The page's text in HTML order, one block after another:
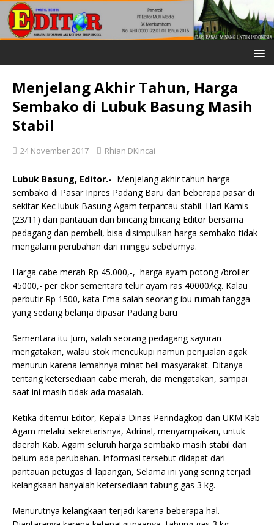
Menjelang Akhir Tahun, Harga
Sembako di Lubuk Basung Masih
Stabil
24 November 2017 Rhian DKincai
Lubuk Basung, Editor.- Menjelang akhir tahun harga
sembako di Pasar Inpres Padang Baru dan beberapa pasar di
sekitar Kec lubuk Basung Agam terpantau stabil. Hari Kamis
(23/11) dari pantauan dan bincang bincang Editor bersama
pedagang dan pembeli, bisa disimpulkan harga sembako tidak
mengalami perubahan dari minggu sebelumya.
Harga cabe merah Rp 45.000,-, harga ayam potong /broiler
45000,- per ekor sementara telur ayam ras 40000/kg. Kalau
perbutir Rp 1500, kata Ema salah seorang ibu rumah tangga
yang sedang belanja dipasar Padang baru
Sementara itu Jum, salah seorang pedagang sayuran
mengatakan, walau stok mencukupi namun penjualan agak
menurun karena lemahnya minat beli masyarakat. Ditanya
tentang ketersediaan cabe merah, dia mengatakan, sampai
saat ini masih tidak ada masalah.
Ketika ditemui Editor, Kepala Dinas Perindagkop dan UKM Kab
Agam melalui sekretarisnya, Adrinal, menyampaikan, untuk
daerah Kab. Agam seluruh harga sembako masih stabil dan
belum ada perubahan. Informasi tersebut didapat dari
pantauan petugas di lapangan, Selama ini yang sering terjadi
kelangkaan hanyalah ketersediaan tabung gas 3 kg.
Menurutnya kelangkaan terjadi karena beberapa hal.